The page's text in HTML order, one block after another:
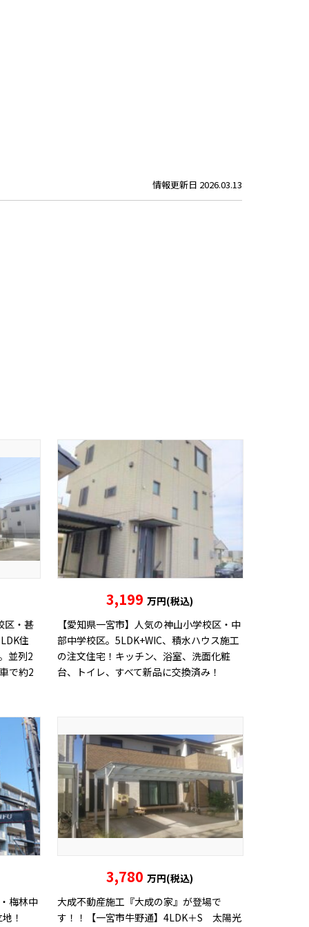
情報更新日 2026.03.13
区・甚
住
並列2
で約2
3,199万円(税込)
【愛知県一宮市】人気の神山小学校区・中
部中学校区。5LDK+WIC、積水ハウス施工
の注文住宅！キッチン、浴室、洗面化粧
台、トイレ、すべて新品に交換済み！
梅林中
！
3,780万円(税込)
大成不動産施工『大成の家』が登場で
す！！【一宮市牛野通】4LDK＋S 太陽光